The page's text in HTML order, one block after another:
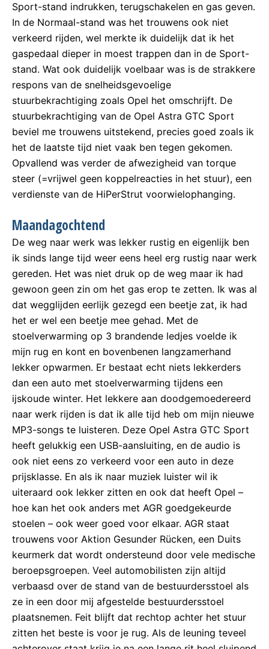
Sport-stand indrukken, terugschakelen en gas geven.
In de Normaal-stand was het trouwens ook niet
verkeerd rijden, wel merkte ik duidelijk dat ik het
gaspedaal dieper in moest trappen dan in de Sport-
stand. Wat ook duidelijk voelbaar was is de strakkere
respons van de snelheidsgevoelige
stuurbekrachtiging zoals Opel het omschrijft. De
stuurbekrachtiging van de Opel Astra GTC Sport
beviel me trouwens uitstekend, precies goed zoals ik
het de laatste tijd niet vaak ben tegen gekomen.
Opvallend was verder de afwezigheid van torque
steer (=vrijwel geen koppelreacties in het stuur), een
verdienste van de HiPerStrut voorwielophanging.
Maandagochtend
De weg naar werk was lekker rustig en eigenlijk ben
ik sinds lange tijd weer eens heel erg rustig naar werk
gereden. Het was niet druk op de weg maar ik had
gewoon geen zin om het gas erop te zetten. Ik was al
dat wegglijden eerlijk gezegd een beetje zat, ik had
het er wel een beetje mee gehad. Met de
stoelverwarming op 3 brandende ledjes voelde ik
mijn rug en kont en bovenbenen langzamerhand
lekker opwarmen. Er bestaat echt niets lekkerders
dan een auto met stoelverwarming tijdens een
ijskoude winter. Het lekkere aan doodgemoedereerd
naar werk rijden is dat ik alle tijd heb om mijn nieuwe
MP3-songs te luisteren. Deze Opel Astra GTC Sport
heeft gelukkig een USB-aansluiting, en de audio is
ook niet eens zo verkeerd voor een auto in deze
prijsklasse. En als ik naar muziek luister wil ik
uiteraard ook lekker zitten en ook dat heeft Opel –
hoe kan het ook anders met AGR goedgekeurde
stoelen – ook weer goed voor elkaar. AGR staat
trouwens voor Aktion Gesunder Rücken, een Duits
keurmerk dat wordt ondersteund door vele medische
beroepsgroepen. Veel automobilisten zijn altijd
verbaasd over de stand van de bestuurdersstoel als
ze in een door mij afgestelde bestuurdersstoel
plaatsnemen. Feit blijft dat rechtop achter het stuur
zitten het beste is voor je rug. Als de leuning teveel